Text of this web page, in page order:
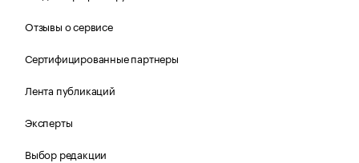
Отзывы о сервисе
Сертифицированные партнеры
Лента публикаций
Эксперты
Выбор редакции